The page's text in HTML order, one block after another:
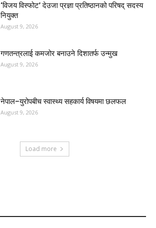
‘विजय विस्फोट’ देउजा प्रज्ञा प्रतिष्ठानको परिषद् सदस्य
नियुक्त
August 9, 2026
गणतन्त्रलाई कमजोर बनाउने दिशातर्फ उन्मुख
August 9, 2026
नेपाल–युरोपबीच स्वास्थ्य सहकार्य विषयमा छलफल
August 9, 2026
Load more